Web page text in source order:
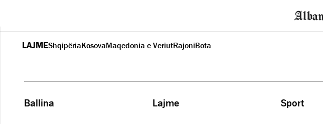
LAJMEShqipëriaKosovaMaqedonia e VeriutRajoniBota
Ballina Lajme Sport